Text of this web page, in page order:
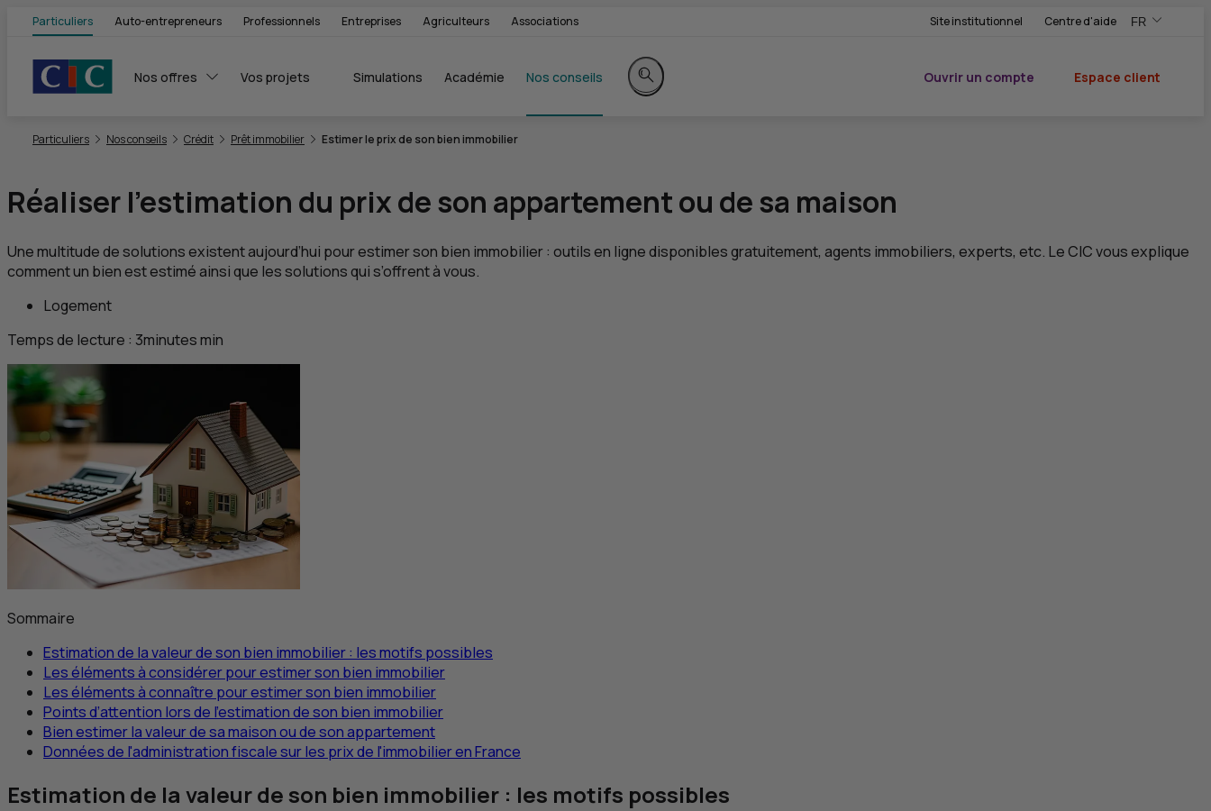
Particuliers Auto-entrepreneurs Professionnels Entreprises Agriculteurs Associations Site institutionnel Centre d'aide FR
,Version
,Changer de
Nos offres Vos projets Simulations Académie Nos conseils
Rechercher sur le site
Ouvrir un compte
Espace client
Particuliers Nos conseils Crédit Prêt immobilier Estimer le prix de son bien immobilier
Réaliser l’estimation du prix de son appartement ou de sa maison
Une multitude de solutions existent aujourd’hui pour estimer son bien immobilier : outils en ligne disponibles gratuitement, agents immobiliers, experts, etc. LeCICvous explique
comment un bien est estimé ainsi que les solutions qui s’offrent à vous.
Logement
Temps de lecture : 3minutesmin
Sommaire
Estimation de la valeur de son bien immobilier : les motifs possibles
Les éléments à considérer pour estimer son bien immobilier
Les éléments à connaître pour estimer son bien immobilier
Points d’attention lors de l’estimation de son bien immobilier
Bien estimer la valeur de sa maison ou de son appartement
Données de l'administration fiscale sur les prix de l'immobilier en France
Estimation de la valeur de son bien immobilier : les motifs possibles